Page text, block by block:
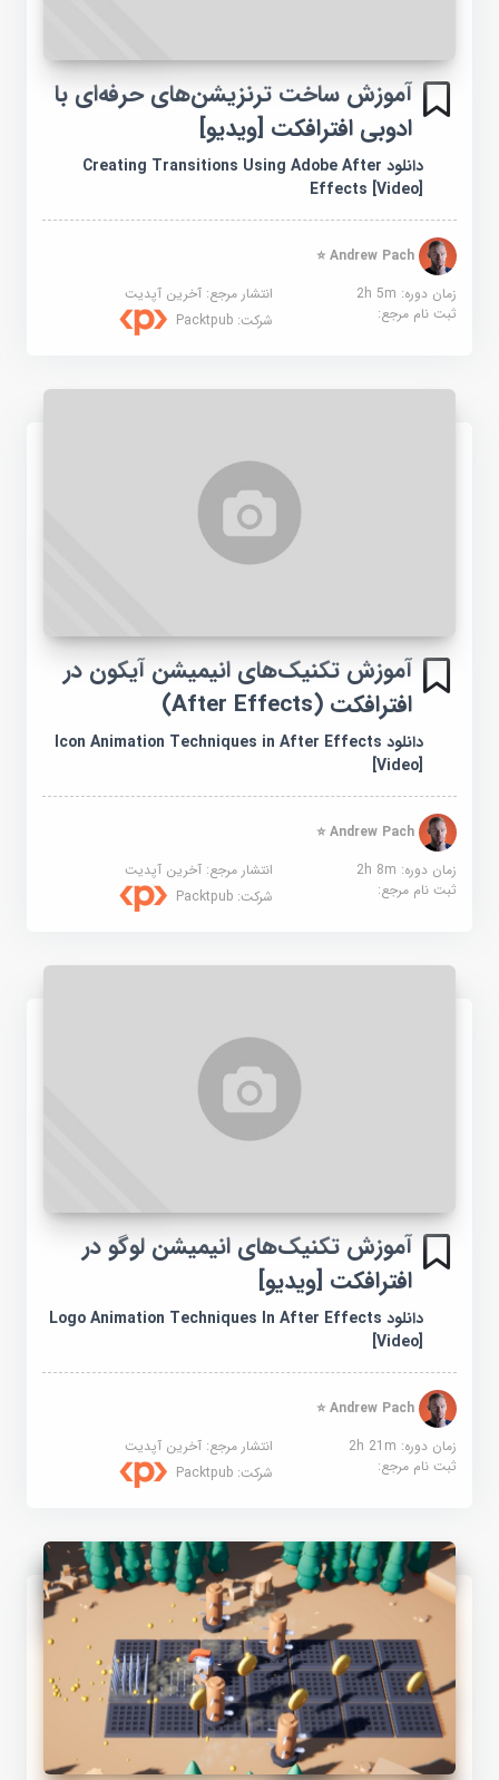
آموزش ساخت ترنزیشن‌های حرفه‌ای با
ادوبی افترافکت [ویدیو]
دانلود Creating Transitions Using Adobe After
Effects [Video]
Andrew Pach ⭐
زمان دوره: 2h 5m
انتشار مرجع:آخرین آپدیت
ثبت نام مرجع:
شرکت:Packtpub
آموزش تکنیک‌های انیمیشن آیکون در
افترافکت (After Effects)
دانلود Icon Animation Techniques in After Effects
[Video]
Andrew Pach ⭐
زمان دوره: 2h 8m
انتشار مرجع:آخرین آپدیت
ثبت نام مرجع:
شرکت:Packtpub
آموزش تکنیک‌های انیمیشن لوگو در
افترافکت [ویدیو]
دانلود Logo Animation Techniques In After Effects
[Video]
Andrew Pach ⭐
زمان دوره: 2h 21m
انتشار مرجع:آخرین آپدیت
ثبت نام مرجع:
شرکت:Packtpub